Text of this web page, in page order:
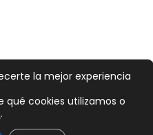
la mejor experiencia
qué cookies utilizamos o
.